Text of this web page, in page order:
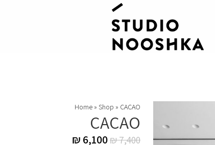
Home » Shop » CACAO
CACAO
₪7,400
₪ 6,100